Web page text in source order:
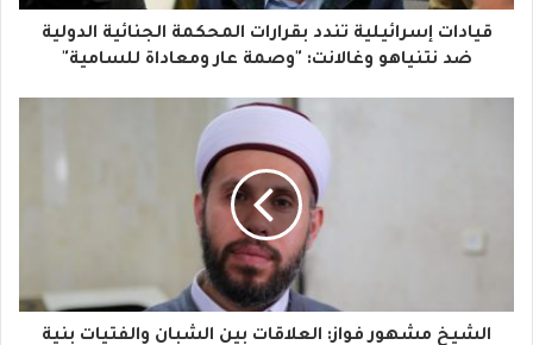
ا
إ
قيادات إسرائيلية تندد بقرارات المحكمة الجنائية الدولية
ضد نتنياهو وغالانت: "وصمة عار ومعاداة للسامية"
الشيخ مشهور فواز: العلاقات بين الشبان والفتيات بنية